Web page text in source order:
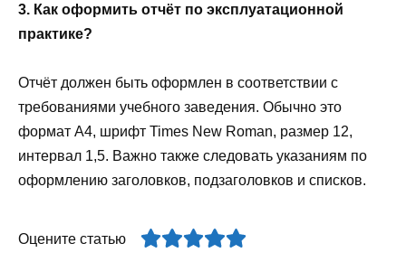
3. Как оформить отчёт по эксплуатационной
практике?
Отчёт должен быть оформлен в соответствии с
требованиями учебного заведения. Обычно это
формат А4, шрифт Times New Roman, размер 12,
интервал 1,5. Важно также следовать указаниям по
оформлению заголовков, подзаголовков и списков.
Оцените статью